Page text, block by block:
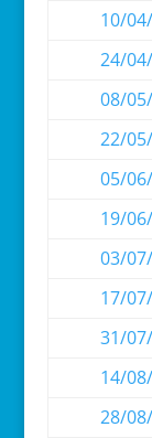
10/
24/
08/
22/
05/
19/
03/
17/
31/
14/
28/